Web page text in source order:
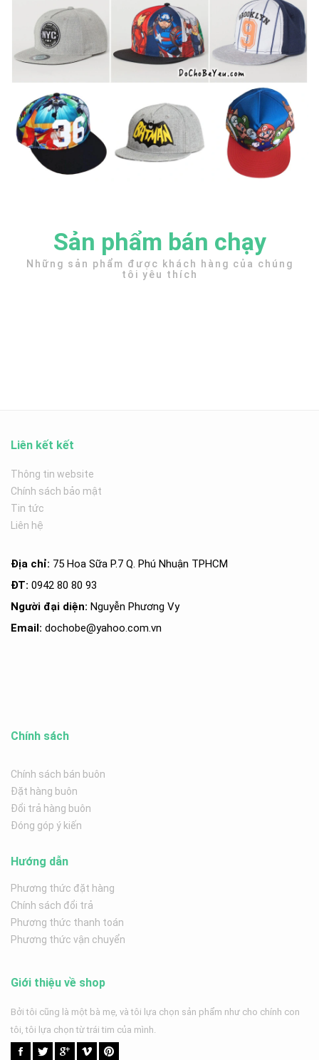
Sản phẩm bán chạy
Những sản phẩm được khách hàng của chúng
tôi yêu thích
Liên kết kết
Thông tin website
Chính sách bảo mật
Tin tức
Liên hệ
Địa chỉ: 75 Hoa Sữa P.7 Q. Phú Nhuận TPHCM
ĐT: 0942 80 80 93
Người đại diện: Nguyễn Phương Vy
Email: dochobe@yahoo.com.vn
Chính sách
Chính sách bán buôn
Đặt hàng buôn
Đổi trả hàng buôn
Đóng góp ý kiến
Hướng dẫn
Phương thức đặt hàng
Chính sách đổi trả
Phương thức thanh toán
Phương thức vận chuyển
Giới thiệu về shop
Bởi tôi cũng là một bà mẹ, và tôi lựa chọn sản phẩm như cho chính con
tôi, tôi lựa chọn từ trái tim của mình.